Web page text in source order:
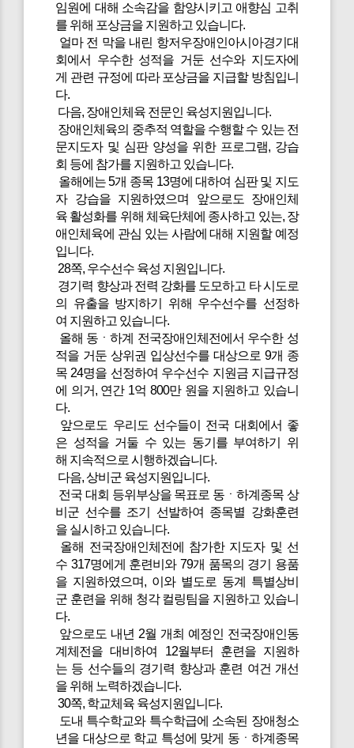
임원에 대해 소속감을 함양시키고 애향심 고취
를 위해 포상금을 지원하고 있습니다.
얼마 전 막을 내린 항저우장애인아시아경기대
회에서 우수한 성적을 거둔 선수와 지도자에
게 관련 규정에 따라 포상금을 지급할 방침입니
다.
다음, 장애인체육 전문인 육성지원입니다.
장애인체육의 중추적 역할을 수행할 수 있는 전
문지도자 및 심판 양성을 위한 프로그램, 강습
회 등에 참가를 지원하고 있습니다.
올해에는 5개 종목 13명에 대하여 심판 및 지도
자 강습을 지원하였으며 앞으로도 장애인체
육 활성화를 위해 체육단체에 종사하고 있는, 장
애인체육에 관심 있는 사람에 대해 지원할 예정
입니다.
28쪽, 우수선수 육성 지원입니다.
경기력 향상과 전력 강화를 도모하고 타 시도로
의 유출을 방지하기 위해 우수선수를 선정하
여 지원하고 있습니다.
올해 동ㆍ하계 전국장애인체전에서 우수한 성
적을 거둔 상위권 입상선수를 대상으로 9개 종
목 24명을 선정하여 우수선수 지원금 지급규정
에 의거, 연간 1억 800만 원을 지원하고 있습니
다.
앞으로도 우리도 선수들이 전국 대회에서 좋
은 성적을 거둘 수 있는 동기를 부여하기 위
해 지속적으로 시행하겠습니다.
다음, 상비군 육성지원입니다.
전국 대회 등위부상을 목표로 동ㆍ하계종목 상
비군 선수를 조기 선발하여 종목별 강화훈련
을 실시하고 있습니다.
올해 전국장애인체전에 참가한 지도자 및 선
수 317명에게 훈련비와 79개 품목의 경기 용품
을 지원하였으며, 이와 별도로 동계 특별상비
군 훈련을 위해 청각 컬링팀을 지원하고 있습니
다.
앞으로도 내년 2월 개최 예정인 전국장애인동
계체전을 대비하여 12월부터 훈련을 지원하
는 등 선수들의 경기력 향상과 훈련 여건 개선
을 위해 노력하겠습니다.
30쪽, 학교체육 육성지원입니다.
도내 특수학교와 특수학급에 소속된 장애청소
년을 대상으로 학교 특성에 맞게 동ㆍ하계종목